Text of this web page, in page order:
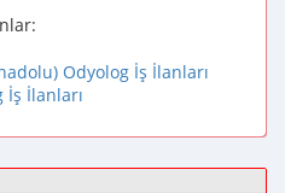
Odyolog İş İlanları
İş İlanları